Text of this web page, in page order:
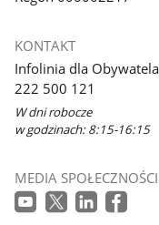
KONTAKT
Infolinia dla Obywatela
222 500 121
W dni robocze
w godzinach: 8:15-16:15
MEDIA